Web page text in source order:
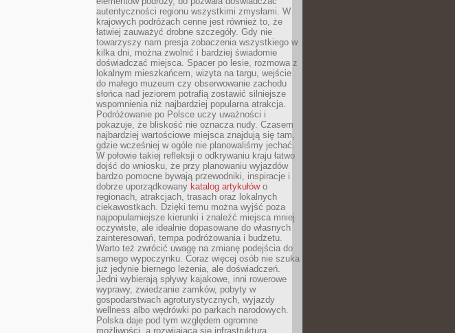
autentyczności regionu wszystkimi zmysłami. W
krajowych podróżach cenne jest również to, że
łatwiej zauważyć drobne szczegóły. Gdy nie
towarzyszy nam presja zobaczenia wszystkiego w
kilka dni, można zwolnić i bardziej świadomie
doświadczać miejsca. Spacer po lesie, rozmowa z
lokalnym mieszkańcem, wizyta na targu, wejście
do małego muzeum czy obserwowanie zachodu
słońca nad jeziorem potrafią zostawić silniejsze
wspomnienia niż najbardziej popularna atrakcja.
Podróżowanie po Polsce uczy uważności i
pokazuje, że bliskość nie oznacza nudy. Czasem
najbardziej wartościowe miejsca znajdują się tam,
gdzie wcześniej w ogóle nie planowaliśmy jechać.
W połowie takiej refleksji o odkrywaniu kraju łatwo
dojść do wniosku, że przy planowaniu wyjazdów
bardzo pomocne bywają przewodniki, inspiracje i
dobrze uporządkowany katalog artykułówo
regionach, atrakcjach, trasach oraz lokalnych
ciekawostkach. Dzięki temu można wyjść poza
najpopularniejsze kierunki i znaleźć miejsca mniej
oczywiste, ale idealnie dopasowane do własnych
zainteresowań, tempa podróżowania i budżetu.
Warto też zwrócić uwagę na zmianę podejścia do
samego wypoczynku. Coraz więcej osób nie szuka
już jedynie biernego leżenia, ale doświadczeń.
Jedni wybierają spływy kajakowe, inni rowerowe
wyprawy, zwiedzanie zamków, pobyty w
gospodarstwach agroturystycznych, wyjazdy
wellness albo wędrówki po parkach narodowych.
Polska daje pod tym względem ogromne
możliwości, a rozwijająca się infrastruktura